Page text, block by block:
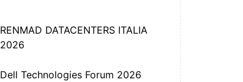
RENMAD DATACENTERS ITALIA
2026
Dell Technologies Forum 2026